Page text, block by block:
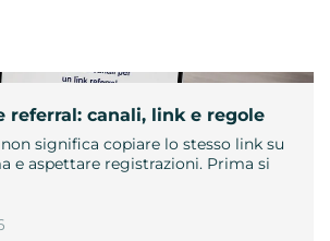
referral: canali, link e regole
significa copiare lo stesso link su
e aspettare registrazioni. Prima si